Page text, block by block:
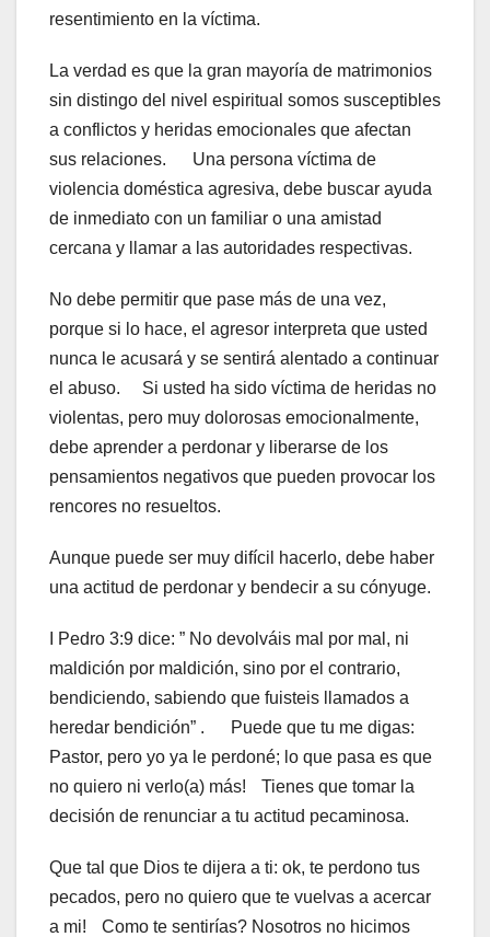
resentimiento en la víctima.
La verdad es que la gran mayoría de matrimonios
sin distingo del nivel espiritual somos susceptibles
a conflictos y heridas emocionales que afectan
sus relaciones. Una persona víctima de
violencia doméstica agresiva, debe buscar ayuda
de inmediato con un familiar o una amistad
cercana y llamar a las autoridades respectivas.
No debe permitir que pase más de una vez,
porque si lo hace, el agresor interpreta que usted
nunca le acusará y se sentirá alentado a continuar
el abuso. Si usted ha sido víctima de heridas no
violentas, pero muy dolorosas emocionalmente,
debe aprender a perdonar y liberarse de los
pensamientos negativos que pueden provocar los
rencores no resueltos.
Aunque puede ser muy difícil hacerlo, debe haber
una actitud de perdonar y bendecir a su cónyuge.
I Pedro 3:9 dice: ” No devolváis mal por mal, ni
maldición por maldición, sino por el contrario,
bendiciendo, sabiendo que fuisteis llamados a
heredar bendición” . Puede que tu me digas:
Pastor, pero yo ya le perdoné; lo que pasa es que
no quiero ni verlo(a) más! Tienes que tomar la
decisión de renunciar a tu actitud pecaminosa.
Que tal que Dios te dijera a ti: ok, te perdono tus
pecados, pero no quiero que te vuelvas a acercar
a mi! Como te sentirías? Nosotros no hicimos